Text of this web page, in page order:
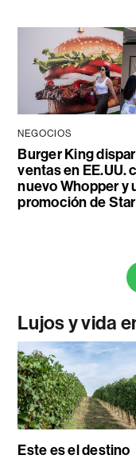
NEGOCIOS
Burger King
ventas en EE.UU.
nuevo Whopper y
promoción de
Lujos y vida
Este es el destino